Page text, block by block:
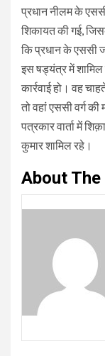
प्रधान नीलम के
शिकायत की गई,
कि प्रधान के एससी
इस षड्यंत्र में
कार्रवाई हो। वह
तो वहां एससी वर्ग की
पत्रकार वार्ता में
कुमार शामिल रहे।
About